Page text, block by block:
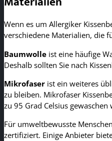
Wenn es um Allergiker
verschiedene Materialien, die
Baumwolle ist eine häufige
Deshalb sollten Sie nach
Mikrofaser ist ein weiteres
zu bleiben. Mikrofaser
zu 95 Grad Celsius
Für umweltbewusste
zertifiziert. Einige Anbieter